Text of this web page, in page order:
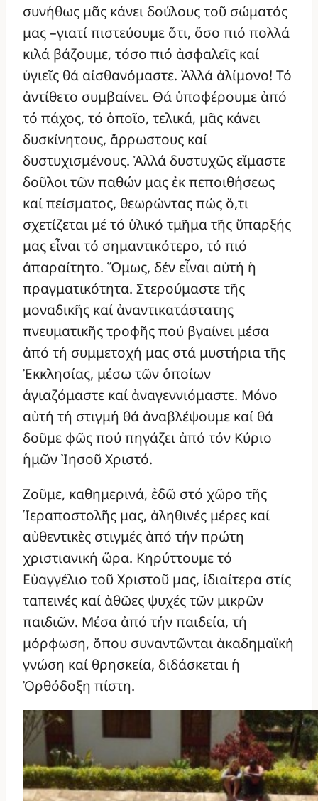
συνήθως μᾶς κάνει δούλους τοῦ σώματός
μας –γιατί πιστεύουμε ὅτι, ὅσο πιό πολλά
κιλά βάζουμε, τόσο πιό ἀσφαλεῖς καί
ὑγιεῖς θά αἰσθανόμαστε. Ἀλλά ἀλίμονο! Τό
ἀντίθετο συμβαίνει. Θά ὑποφέρουμε ἀπό
τό πάχος, τό ὁποῖο, τελικά, μᾶς κάνει
δυσκίνητους, ἄρρωστους καί
δυστυχισμένους. Ἁλλά δυστυχῶς εἴμαστε
δοῦλοι τῶν παθών μας ἐκ πεποιθήσεως
καί πείσματος, θεωρώντας πώς ὅ,τι
σχετίζεται μέ τό ὑλικό τμῆμα τῆς ὕπαρξής
μας εἶναι τό σημαντικότερο, τό πιό
ἀπαραίτητο. Ὅμως, δέν εἶναι αὐτή ἡ
πραγματικότητα. Στερούμαστε τῆς
μοναδικῆς καί ἀναντικατάστατης
πνευματικῆς τροφῆς πού βγαίνει μέσα
ἀπό τή συμμετοχή μας στά μυστήρια τῆς
Ἐκκλησίας, μέσω τῶν ὁποίων
ἁγιαζόμαστε καί ἀναγεννιόμαστε. Μόνο
αὐτή τή στιγμή θά ἀναβλέψουμε καί θά
δοῦμε φῶς πού πηγάζει ἀπό τόν Κύριο
ἡμῶν Ἰησοῦ Χριστό.
Ζοῦμε, καθημερινά, ἐδῶ στό χῶρο τῆς
Ἱεραποστολῆς μας, ἀληθινές μέρες καί
αὐθεντικὲς στιγμές ἀπό τήν πρώτη
χριστιανική ὥρα. Κηρύττουμε τό
Εὐαγγέλιο τοῦ Χριστοῦ μας, ἰδιαίτερα στίς
ταπεινές καί ἀθῶες ψυχές τῶν μικρῶν
παιδιῶν. Μέσα ἀπό τήν παιδεία, τή
μόρφωση, ὅπου συναντῶνται ἀκαδημαϊκή
γνώση καί θρησκεία, διδάσκεται ἡ
Ὀρθόδοξη πίστη.